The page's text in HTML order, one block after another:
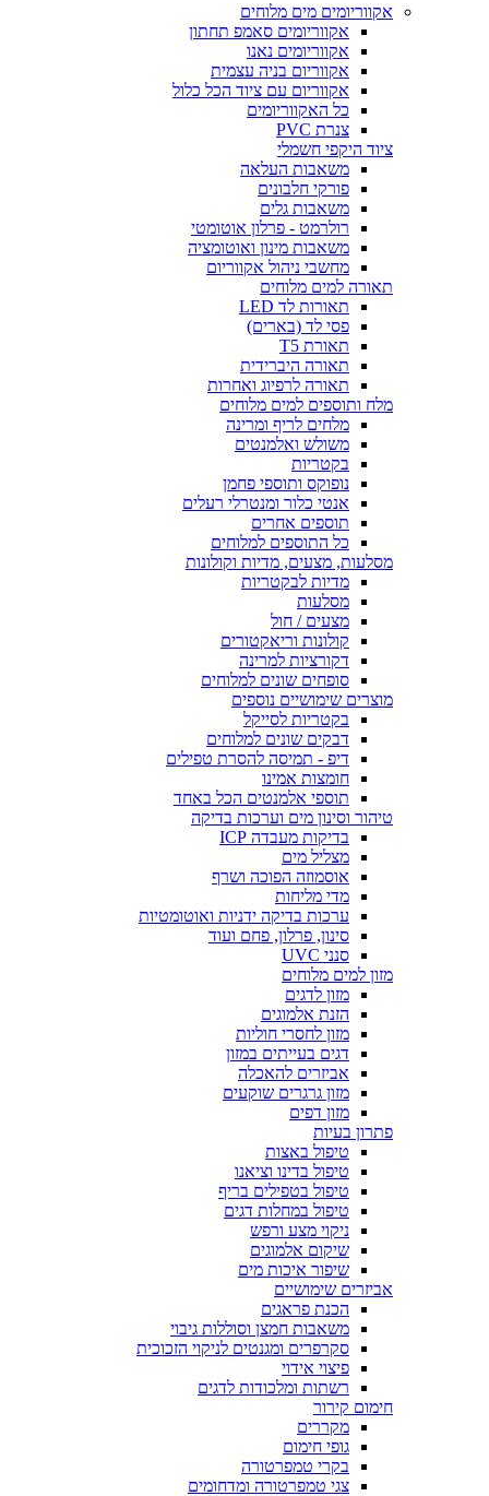
אקווריומים מים מלוחים
אקווריומים סאמפ תחתון
אקווריומים נאנו
אקווריום בניה עצמית
אקווריום עם ציוד הכל כלול
כל האקווריומים
צנרת PVC
ציוד היקפי חשמלי
משאבות העלאה
פורקי חלבונים
משאבות גלים
רולרמט - פרלון אוטומטי
משאבות מינון ואוטומציה
מחשבי ניהול אקווריום
תאורה למים מלוחים
תאורות לד LED
פסי לד (בארים)
תאורת T5
תאורה היברידית
תאורה לרפיוג ואחרות
מלח ותוספים למים מלוחים
מלחים לריף ומרינה
משולש ואלמנטים
בקטריות
נופוקס ותוספי פחמן
אנטי כלור ומנטרלי רעלים
תוספים אחרים
כל התוספים למלוחים
מסלעות, מצעים, מדיות וקולונות
מדיות לבקטריות
מסלעות
מצעים / חול
קולונות וריאקטורים
דקורציות למרינה
סופחים שונים למלוחים
מוצרים שימושיים נוספים
בקטריות לסייקל
דבקים שונים למלוחים
דיפ - תמיסה להסרת טפילים
חומצות אמינו
תוספי אלמנטים הכל באחד
טיהור וסינון מים וערכות בדיקה
בדיקות מעבדה ICP
מצליל מים
אוסמוזה הפוכה ושרף
מדי מליחות
ערכות בדיקה ידניות ואוטומטיות
סינון, פרלון, פחם ועוד
סנני UVC
מזון למים מלוחים
מזון לדגים
הזנת אלמוגים
מזון לחסרי חוליות
דגים בעייתים במזון
אביזרים להאכלה
מזון גרגרים שוקעים
מזון דפים
פתרון בעיות
טיפול באצות
טיפול בדינו וציאנו
טיפול בטפילים בריף
טיפול במחלות דגים
ניקוי מצע ורפש
שיקום אלמוגים
שיפור איכות מים
אביזרים שימושיים
הכנת פראגים
משאבות חמצן וסוללות גיבוי
סקרפרים ומגנטים לניקוי הזכוכית
פיצוי אידוי
רשתות ומלכודות לדגים
חימום קירור
מקררים
גופי חימום
בקרי טמפרטורה
צגי טמפרטורה ומדחומים